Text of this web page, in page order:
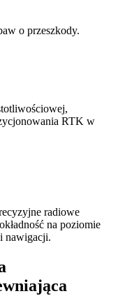
o przeszkody.
RTK w
radiowe
na poziomie
nawigacji.